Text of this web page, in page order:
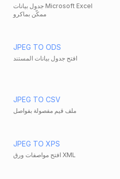
جدول بيانات Microsoft Excel
ممكّن بماكرو
JPEG TO ODS
افتح جدول بيانات المستند
JPEG TO CSV
ملف قيم مفصولة بفواصل
JPEG TO XPS
افتح مواصفات ورق XML